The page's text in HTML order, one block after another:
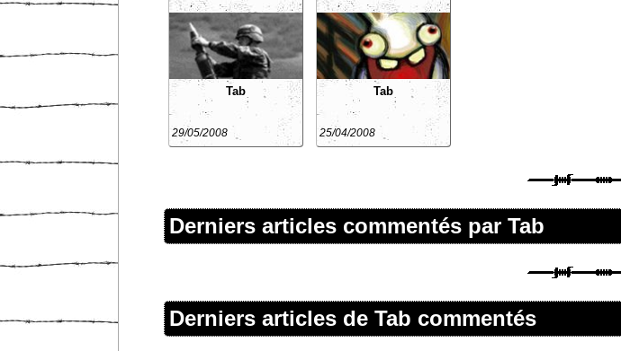
Tab
29/05/2008
Tab
25/04/2008
Derniers articles commentés par Tab
Derniers articles de Tab commentés